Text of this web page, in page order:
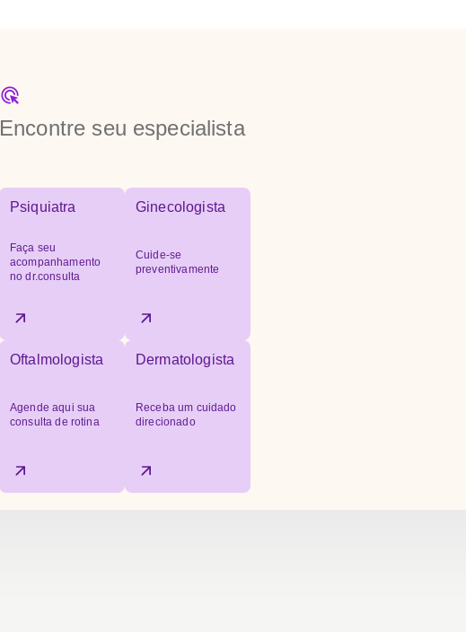
Encontre seu especialista
Psiquiatra
Faça seu
acompanhamento
no dr.consulta
Ginecologista
Cuide-se
preventivamente
Oftalmologista
Agende aqui sua
consulta de rotina
Dermatologista
Receba um cuidado
direcionado